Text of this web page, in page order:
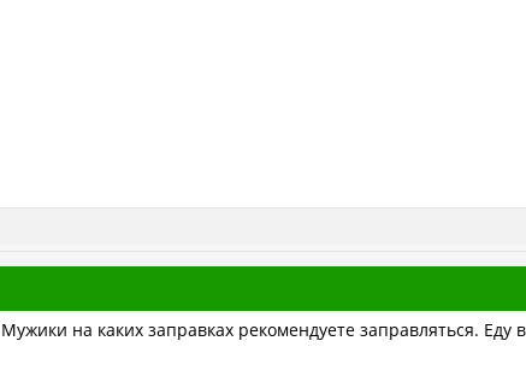
Мужики на каких заправках рекомендуете заправляться. Еду